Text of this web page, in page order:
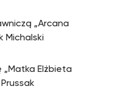
„Arcana
Michalski
„Matka Elżbieta